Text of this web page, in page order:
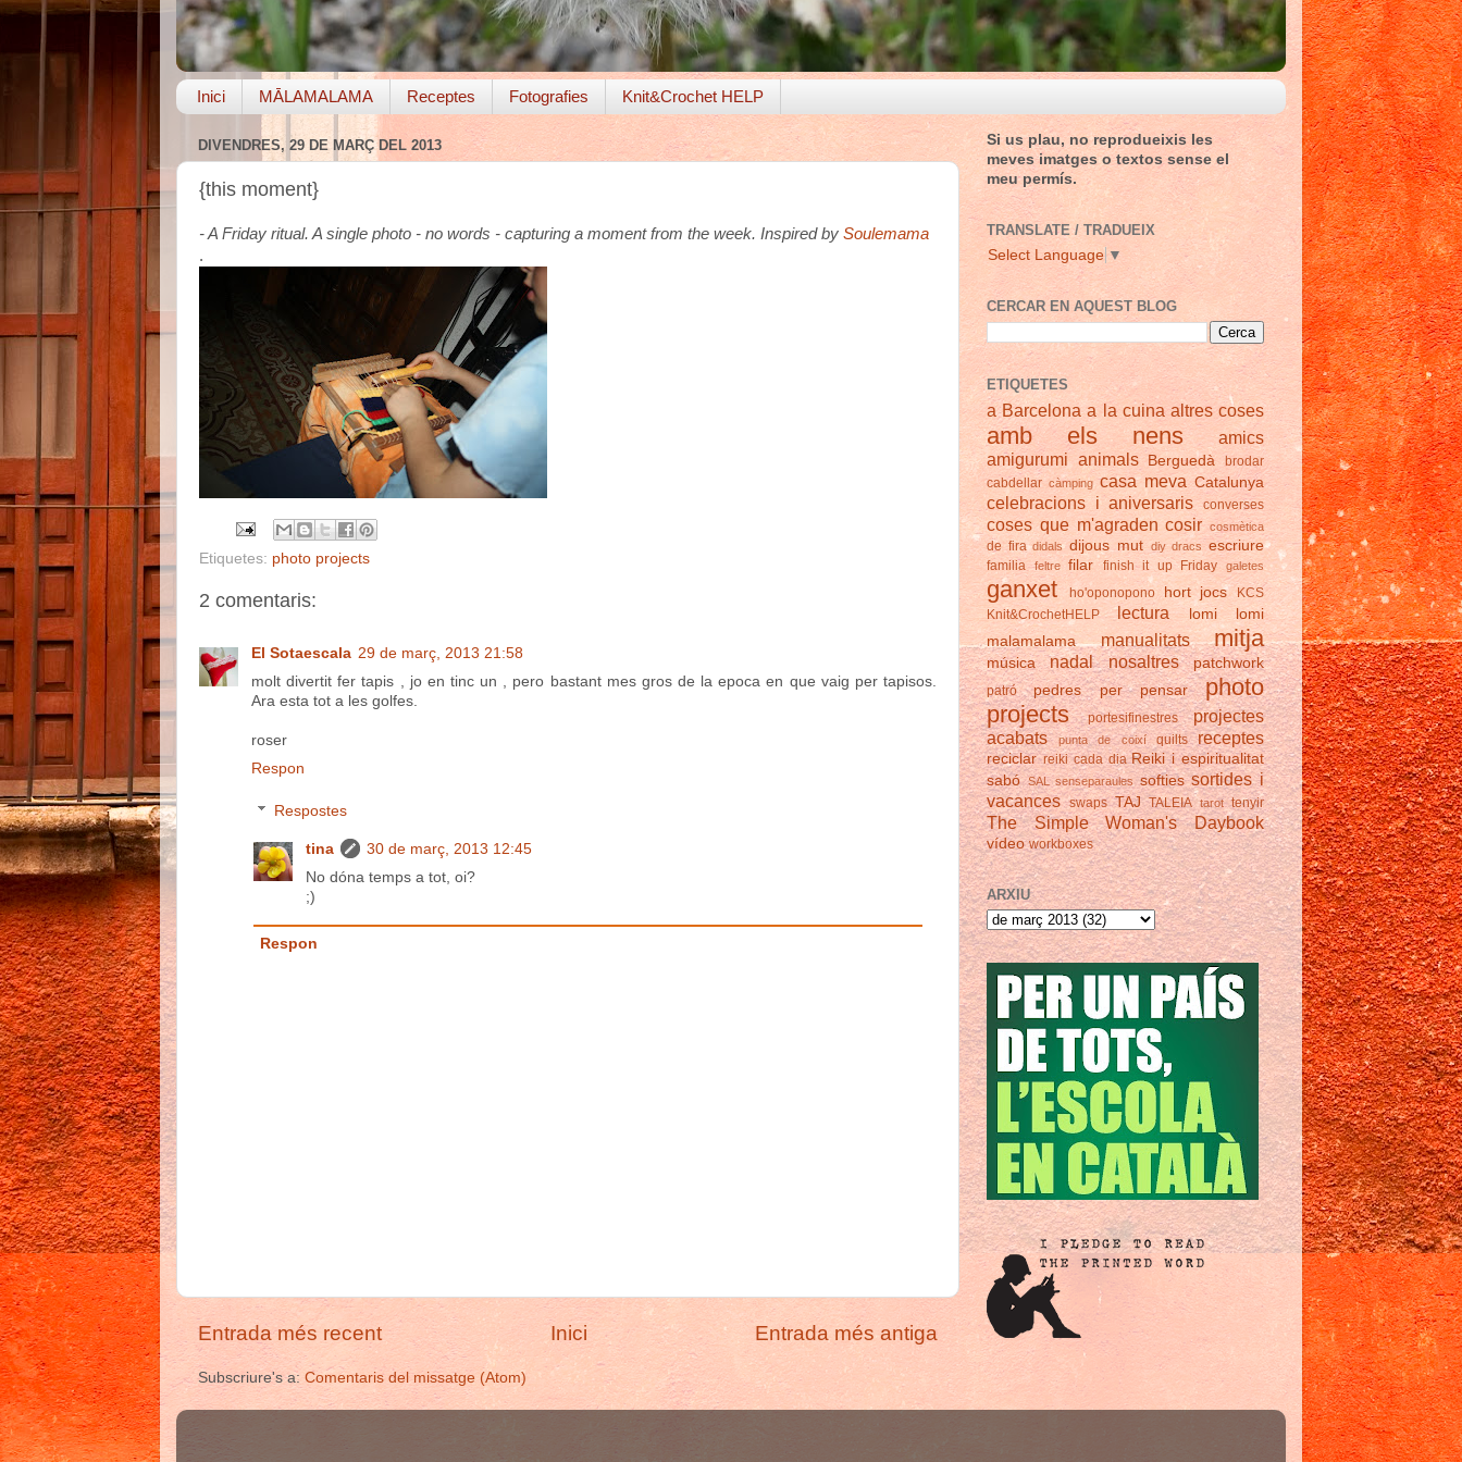
Inici MĀLAMALAMA Receptes Fotografies Knit&Crochet HELP
DIVENDRES, 29 DE MARÇ DEL 2013
{this moment}
- A Friday ritual. A single photo - no words - capturing a moment from the week. Inspired by Soulemama
.
Etiquetes: photo projects
2 comentaris:
El Sotaescala 29 de març, 2013 21:58
molt divertit fer tapis , jo en tinc un , pero bastant mes gros de la epoca en que vaig per tapisos.
Ara esta tot a les golfes.
roser
Respon
Respostes
tina
30 de març, 2013 12:45
No dóna temps a tot, oi?
;)
Respon
Entrada més recent Entrada més antiga
Inici
Subscriure's a: Comentaris del missatge (Atom)
Si us plau, no reprodueixis les
meves imatges o textos sense el
meu permís.
TRANSLATE / TRADUEIX
Select Language ▼
CERCAR EN AQUEST BLOG
ETIQUETES
a Barcelona a la cuina altres coses
amb els nens
amics
amigurumi animals Berguedà
brodar
cabdellar càmping casa meva Catalunya
celebracions i aniversaris converses
coses que m'agraden cosir cosmètica
de fira didals dijous mut diy dracs escriure
familia feltre filar finish it up Friday galetes
ganxet ho'oponopono hort jocs
KCS
Knit&CrochetHELP
lectura
lomi lomi
malamalama
manualitats mitja
música nadal nosaltres patchwork
patró pedres per pensar
photo
projects
portesifinestres
projectes
acabats
punta de coixí quilts receptes
reciclar reiki cada dia Reiki i espiritualitat
sabó SAL senseparaules softies sortides i
vacances swaps TAJ TALEIA tarot tenyir
The Simple Woman's Daybook
vídeo workboxes
ARXIU